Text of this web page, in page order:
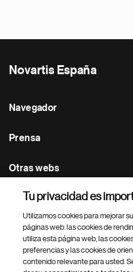
Novartis España
Navegador
Prensa
Otras webs
Footer Site Search
Tu privacidad es
Utilizamos cookies para mejorar
páginas web: las cookies de
utiliza esta página web, las
preferencias y las cookies de
contenido relevante para usted.